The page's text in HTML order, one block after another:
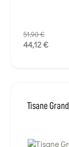
51,90 €
44,12 €
Tisane